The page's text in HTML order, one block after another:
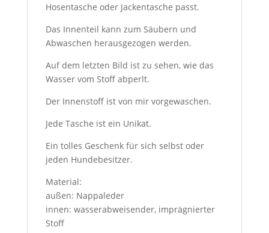
Hosentasche oder Jackentasche passt.
Das Innenteil kann zum Säubern und
Abwaschen herausgezogen werden.
Auf dem letzten Bild ist zu sehen, wie das
Wasser vom Stoff abperlt.
Der Innenstoff ist von mir vorgewaschen.
Jede Tasche ist ein Unikat.
Ein tolles Geschenk für sich selbst oder
jeden Hundebesitzer.
Material:
außen: Nappaleder
innen: wasserabweisender, imprägnierter
Stoff